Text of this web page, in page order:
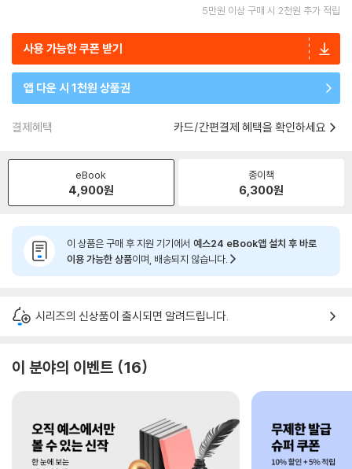
5만원 이상 구매 시 2천원 추가 적립
사용 가능한 쿠폰 받기
앱 다운 시 1천원 상품권
결제혜택 카드/간편결제 혜택을 확인하세요
eBook
4,900원
종이책
6,300원
이 상품은 구매 후 지원 기기에서 예스24 eBook앱 설치 후 바로
이용 가능한 상품이며, 배송되지 않습니다.
시리즈의 신상품이 출시되면 알려드립니다.
이 분야의 이벤트 16